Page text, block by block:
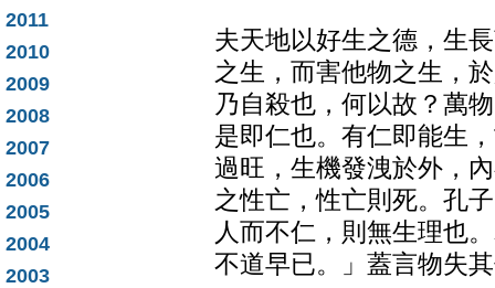
2011
2010
2009
2008
2007
2006
2005
2004
2003
夫天地以好生之德，生
之生，而害他物之生，
乃自殺也，何以故？萬
是即仁也。有仁即能生
過旺，生機發洩於外，
之性亡，性亡則死。孔
人而不仁，則無生理也
不道早已。」蓋言物失